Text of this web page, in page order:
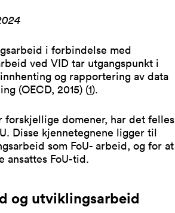
i forbindelse med
ved VID tar utgangspunkt i
og rapportering av data
(OECD, 2015) (1).
domener, har det felles
Disse kjennetegnene ligger til
som FoU- arbeid, og for at
ansattes FoU-tid.
og utviklingsarbeid